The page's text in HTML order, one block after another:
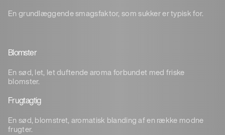
En grundlæggende smagsfaktor, som sukker er typisk for.
Blomster
En sød, let, let duftende aroma forbundet med friske
blomster.
Frugtagtig
En sød, blomstret, aromatisk blanding af en række modne
frugter.